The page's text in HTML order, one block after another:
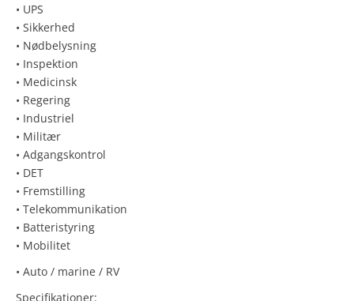
• UPS
• Sikkerhed
• Nødbelysning
• Inspektion
• Medicinsk
• Regering
• Industriel
• Militær
• Adgangskontrol
• DET
• Fremstilling
• Telekommunikation
• Batteristyring
• Mobilitet
• Auto / marine / RV
Specifikationer: